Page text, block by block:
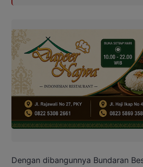
Dengan dibangunnya Bundaran